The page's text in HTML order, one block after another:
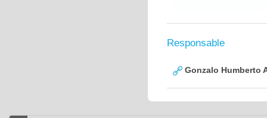
Responsable
Gonzalo Humberto